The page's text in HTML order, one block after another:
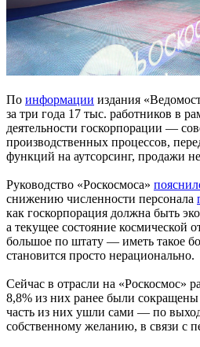
По информации издания
за три года 17 тыс. работников в
деятельности госкорпорации —
производственных процессов,
функций на аутсорсинг, продажи
Руководство «Роскосмоса»
снижению численности персонала
как госкорпорация должна быть
а текущее состояние космической
большое по штату — иметь такое
становится просто нерационально.
Сейчас в отрасли на «Роскосмос»
8,8% из них ранее были сокращены
часть из них ушли сами — по
собственному желанию, в связи с